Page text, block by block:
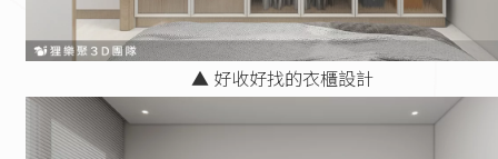
▲ 好收好找的衣櫃設計